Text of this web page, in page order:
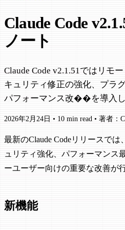
Claude Code
ノート
Claude Code v2.1.51ではリモ
キュリティ修正の強化、プラ
パフォーマンス改��を導入し
2026年2月24日 • 10 min read • 著者：
最新のClaude Codeリリースで
ュリティ強化、パフォーマンス
ーユーザー向けの重要な改善が
新機能